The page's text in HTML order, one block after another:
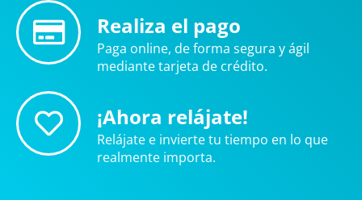
Realiza el pago
Paga online, de forma segura y ágil
mediante tarjeta de crédito.
¡Ahora relájate!
Relájate e invierte tu tiempo en lo que
realmente importa.